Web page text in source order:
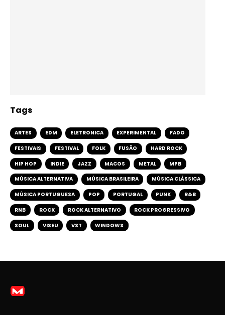
Tags
ARTES EDM ELETRONICA EXPERIMENTAL FADO
FESTIVAIS FESTIVAL FOLK FUSÃO HARD ROCK
HIP HOP INDIE JAZZ MACOS METAL MPB
MÚSICA ALTERNATIVA MÚSICA BRASILEIRA MÚSICA CLÁSSICA
MÚSICA PORTUGUESA POP PORTUGAL PUNK R&B
RNB ROCK ROCK ALTERNATIVO ROCK PROGRESSIVO
SOUL VISEU VST WINDOWS